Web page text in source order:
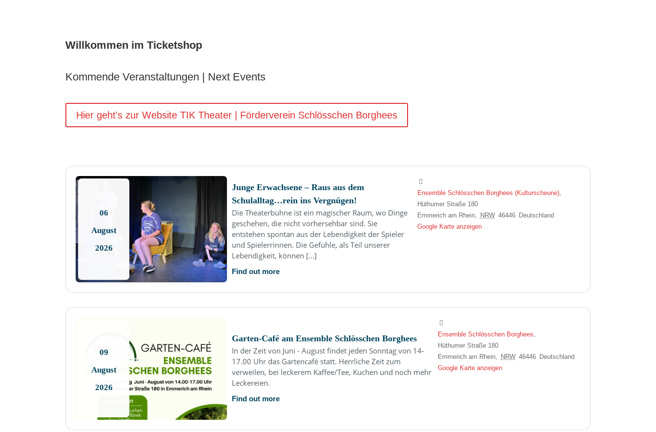
Willkommen im Ticketshop
Kommende Veranstaltungen | Next Events
Hier geht's zur Website TIK Theater | Förderverein Schlösschen Borghees
06
August
2026
Junge Erwachsene – Raus aus dem
Schulalltag…rein ins Vergnügen!
Die Theaterbühne ist ein magischer Raum, wo Dinge
geschehen, die nicht vorhersehbar sind. Sie
entstehen spontan aus der Lebendigkeit der Spieler
und Spielerrinnen. Die Gefühle, als Teil unserer
Lebendigkeit, können […]
Find out more
Ensemble Schlösschen Borghees (Kulturscheune),
Hüthumer Straße 180
Emmerich am Rhein, NRW 46446 Deutschland
Google Karte anzeigen
09
August
2026
Garten-Café am Ensemble Schlösschen Borghees
In der Zeit von Juni - August findet jeden Sonntag von 14-
17.00 Uhr das Gartencafé statt. Herrliche Zeit zum
verweilen, bei leckerem Kaffee/Tee, Kuchen und noch mehr
Leckereien.
Find out more
Ensemble Schlösschen Borghees
Hüthumer Straße 180
Emmerich am Rhein, NRW 46446 Deutschland
Google Karte anzeigen